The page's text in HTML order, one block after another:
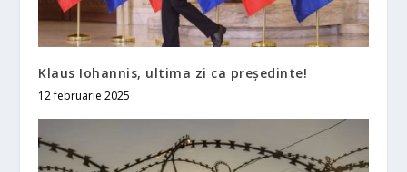
Klaus Iohannis, ultima zi ca preşedinte!
12 februarie 2025